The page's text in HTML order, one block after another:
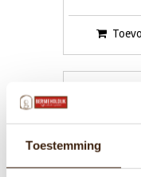
Toestemming